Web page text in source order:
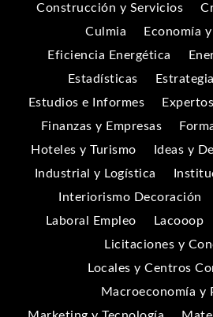
Construcción y Servicios
Culmia
Economía
Eficiencia Energética
Estadísticas
Estudios e Informes
Expertos
Finanzas y Empresas
Hoteles y Turismo
Ideas y
Industrial y Logística
Interiorismo Decoración
Laboral Empleo
Lacooop
Licitaciones y
Locales y Centros
Macroeconomía y